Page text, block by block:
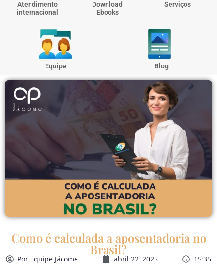
Atendimento
internacional
Download
Ebooks
Serviços
Equipe Blog
Como é calculada a aposentadoria no
Brasil?
Por Equipe Jácome abril 22, 2025 15:35